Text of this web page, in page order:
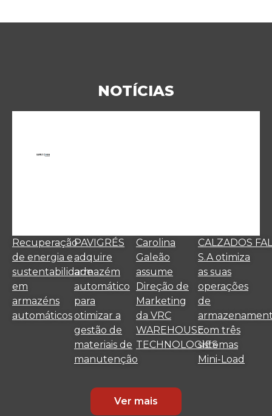
NOTÍCIAS
Recuperação
de energia e
sustentabilidade
em
armazéns
automáticos
PAVIGRÉS
adquire
armazém
automático
para
otimizar a
gestão de
materiais de
manutenção
Carolina
Galeão
assume
Direção de
Marketing
da VRC
WAREHOUSE
TECHNOLOGIES
CALZADOS FAL
S.A otimiza
as suas
operações
de
com três
sistemas
Mini-Load
Ver mais